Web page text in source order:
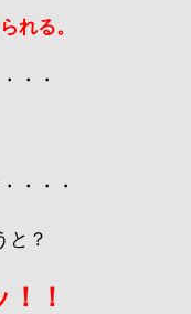
れる。
・・
・・・
と？
！